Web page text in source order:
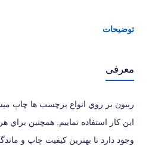
توضیحات
معرفی
ریبون بر روي انواع برچسب ها چاپ
این کار استفاده نماییم. همچنين
وجود دارد تا بهترين كيفيت چاپ و